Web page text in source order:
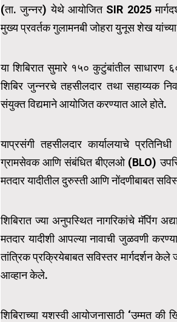
(ता. जुन्नर) येथे आयोजित SIR 2025
मुख्य प्रवर्तक गुलामनबी जोहरा युनूस शेख यांच्या
या शिबिरात सुमारे १५० कुटुंबांतील साधारण
शिबिर जुन्नरचे तहसीलदार तथा सहाय्यक
संयुक्त विद्यमाने आयोजित करण्यात आले होते.
याप्रसंगी तहसीलदार कार्यालयाचे
ग्रामसेवक आणि संबंधित बीएलओ (BLO)
मतदार यादीतील दुरुस्ती आणि नोंदणीबाबत
शिबिरात ज्या अनुपस्थित नागरिकांचे मॅपिंग
मतदार यादीशी आपल्या नावाची जुळवणी
तांत्रिक प्रक्रियेबाबत सविस्तर मार्गदर्शन
आव्हान केले.
शिबिराच्या यशस्वी आयोजनासाठी ‘उम्मत